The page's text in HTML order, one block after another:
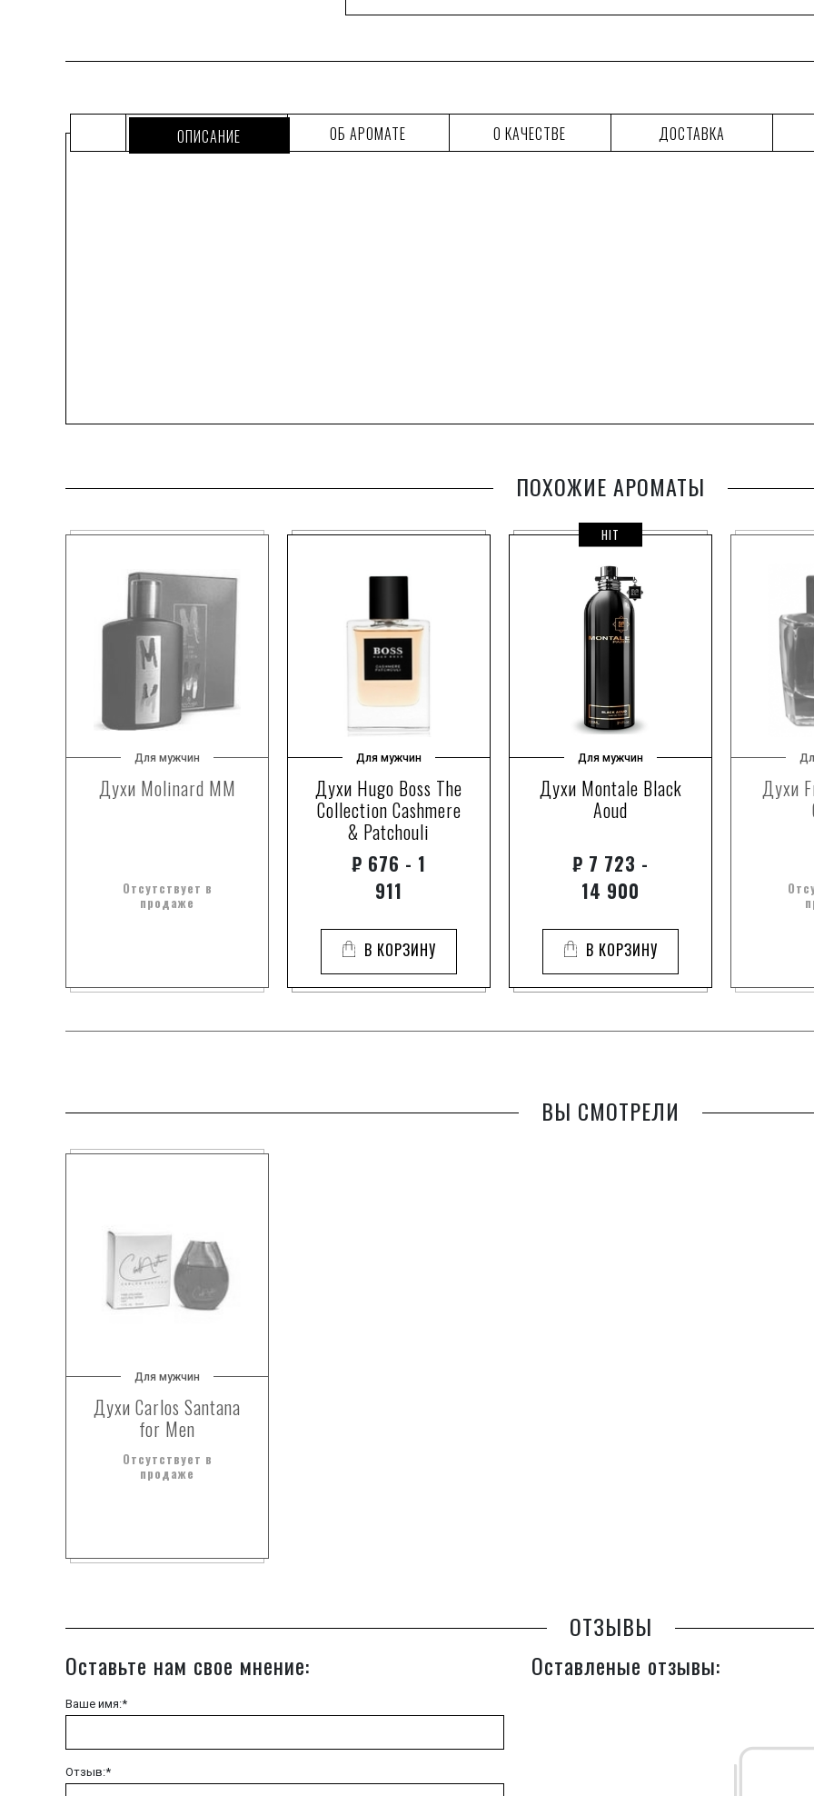
ОПИСАНИЕ ОБ АРОМАТЕ О КАЧЕСТВЕ ДОСТАВКА
ПОХОЖИЕ АРОМАТЫ
Для мужчин
Духи Molinard MM
Отсутствует в
продаже
Для мужчин
Духи Hugo Boss The
Collection Cashmere
& Patchouli
₽ 676 - 1
911
В КОРЗИНУ
HIT
Для мужчин
Духи Montale Black
Aoud
₽ 7 723 -
14 900
В КОРЗИНУ
Духи
ВЫ СМОТРЕЛИ
Для мужчин
Духи Carlos Santana
for Men
Отсутствует в
продаже
ОТЗЫВЫ
Оставьте нам свое мнение:
Ваше имя:*
Отзыв:*
Оставленые отзывы: